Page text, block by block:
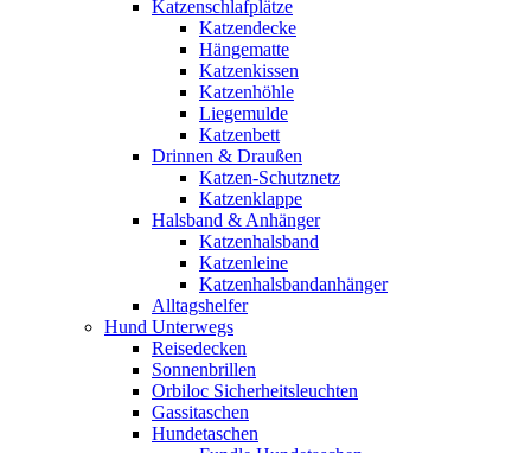
Katzenschlafplätze
Katzendecke
Hängematte
Katzenkissen
Katzenhöhle
Liegemulde
Katzenbett
Drinnen & Draußen
Katzen-Schutznetz
Katzenklappe
Halsband & Anhänger
Katzenhalsband
Katzenleine
Katzenhalsbandanhänger
Alltagshelfer
Hund Unterwegs
Reisedecken
Sonnenbrillen
Orbiloc Sicherheitsleuchten
Gassitaschen
Hundetaschen